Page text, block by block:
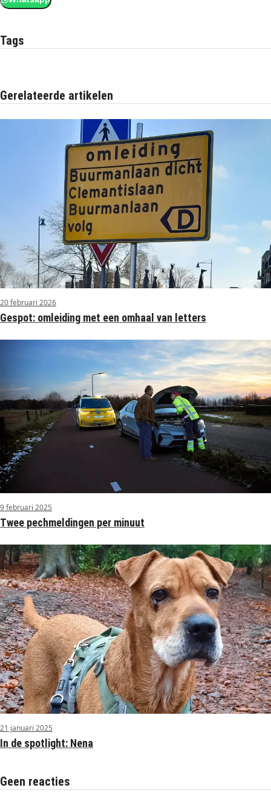
Tags
Gerelateerde artikelen
20 februari 2026
Gespot: omleiding met een omhaal van letters
9 februari 2025
Twee pechmeldingen per minuut
21 januari 2025
In de spotlight: Nena
Geen reacties